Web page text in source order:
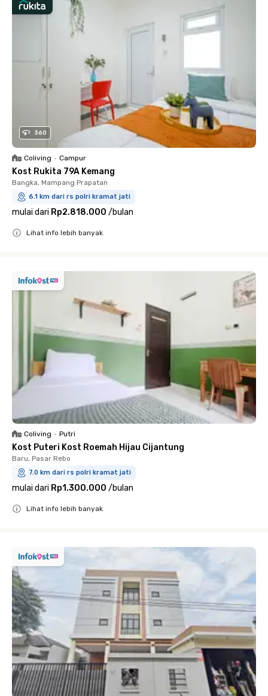
360
Coliving • Campur
Kost Rukita 79A Kemang
Bangka, Mampang Prapatan
6.1 km dari rs polri kramat jati
mulai dari Rp2.818.000 /bulan
Lihat info lebih banyak
Coliving • Putri
Kost Puteri Kost Roemah Hijau Cijantung
Baru, Pasar Rebo
7.0 km dari rs polri kramat jati
mulai dari Rp1.300.000 /bulan
Lihat info lebih banyak